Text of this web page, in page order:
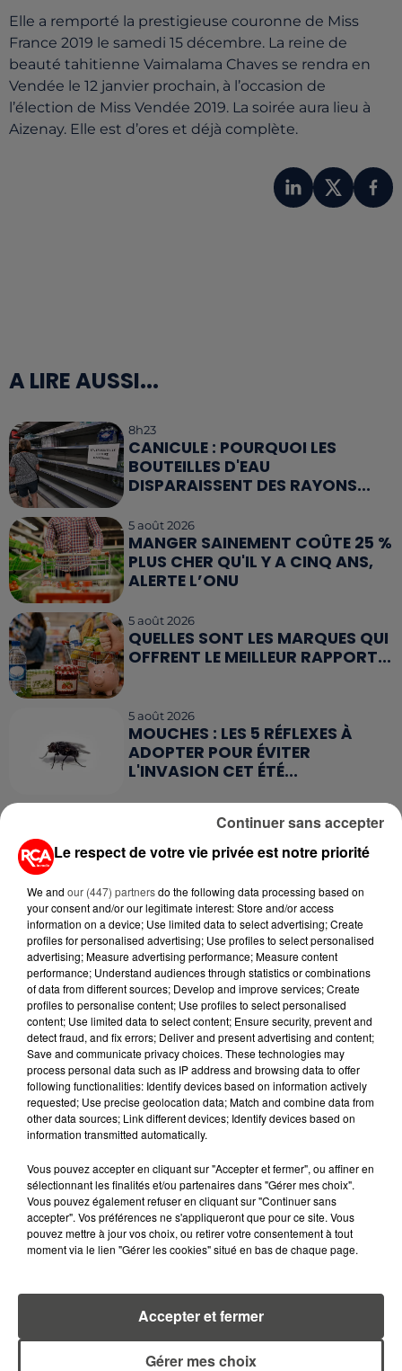
Elle a remporté la prestigieuse couronne de Miss
France 2019 le samedi 15 décembre. La reine de
beauté tahitienne Vaimalama Chaves se rendra en
Vendée le 12 janvier prochain, à l’occasion de
l’élection de Miss Vendée 2019. La soirée aura lieu à
Aizenay. Elle est d’ores et déjà complète.
A LIRE AUSSI...
8h23
CANICULE : POURQUOI LES
BOUTEILLES D'EAU
DISPARAISSENT DES RAYONS...
5 août 2026
MANGER SAINEMENT COÛTE 25 %
PLUS CHER QU'IL Y A CINQ ANS,
ALERTE L’ONU
5 août 2026
QUELLES SONT LES MARQUES QUI
OFFRENT LE MEILLEUR RAPPORT...
5 août 2026
MOUCHES : LES 5 RÉFLEXES À
ADOPTER POUR ÉVITER
L'INVASION CET ÉTÉ...
ÉCLIPSE SOLAIRE DU 12 AOÛT : LA
RUÉE VERS LES LUNETTES DE...
4 août 2026
CAMPING-CAR : CE QUE VOUS
AVEZ LE DROIT DE FAIRE... ET LES
ERREURS...
RETROUVEZ TOUTE L'ACTU DE LA RÉGION ET
RECEVEZ LES ALERTES INFOS DE LA RÉDACTION
EN TÉLÉCHARGEANT L'APPLICATION MOBILE
RCA
LA RÉDACTION
RCA
Voir toute l'équipe RCA
DIMITRI COUTAND
Journaliste
Le respect de votre vie privée est notre priorité
We and our (447) partnersdo the following data processing based on
your consent and/or our legitimate interest: Store and/or access
information on a device; Use limited data to select advertising; Create
profiles for personalised advertising; Use profiles to select personalised
advertising; Measure advertising performance; Measure content
performance; Understand audiences through statistics or combinations
of data from different sources; Develop and improve services; Create
profiles to personalise content; Use profiles to select personalised
content; Use limited data to select content; Ensure security, prevent and
detect fraud, and fix errors; Deliver and present advertising and content;
Save and communicate privacy choices. These technologies may
process personal data such as IP address and browsing data to offer
following functionalities: Identify devices based on information actively
requested; Use precise geolocation data; Match and combine data from
other data sources; Link different devices; Identify devices based on
information transmitted automatically.
Vous pouvez accepter en cliquant sur "Accepter et fermer", ou affiner en
sélectionnant les finalités et/ou partenaires dans "Gérer mes choix".
Vous pouvez également refuser en cliquant sur "Continuer sans
accepter". Vos préférences ne s'appliqueront que pour ce site. Vous
pouvez mettre à jour vos choix, ou retirer votre consentement à tout
moment via le lien "Gérer les cookies" situé en bas de chaque page.
Gérer mes choix
Accepter et fermer
Continuer sans accepter